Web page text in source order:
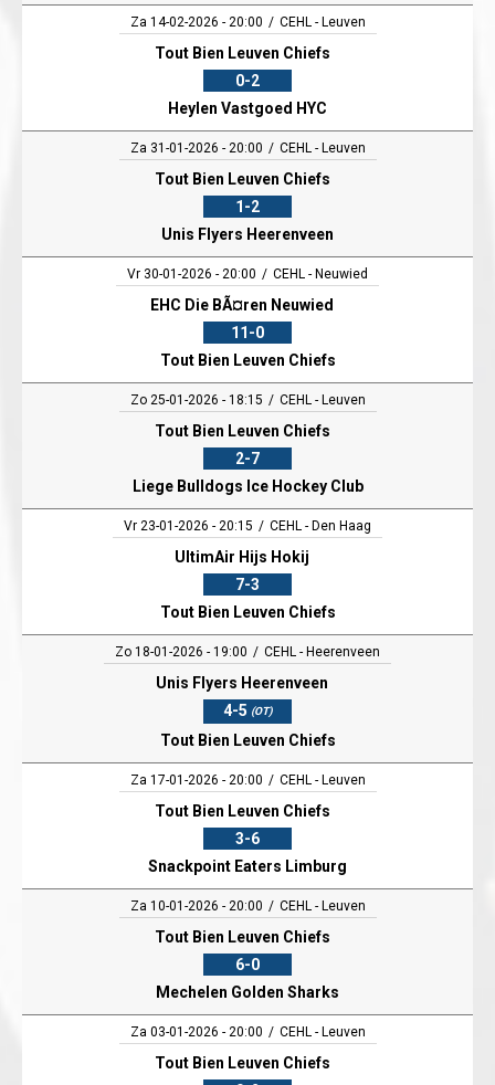
Za 14-02-2026 - 20:00 CEHL - Leuven
Tout Bien Leuven Chiefs
0-2
Heylen Vastgoed HYC
Za 31-01-2026 - 20:00 CEHL - Leuven
Tout Bien Leuven Chiefs
1-2
Unis Flyers Heerenveen
Vr 30-01-2026 - 20:00 CEHL - Neuwied
EHC Die BÃ¤ren Neuwied
11-0
Tout Bien Leuven Chiefs
Zo 25-01-2026 - 18:15 CEHL - Leuven
Tout Bien Leuven Chiefs
2-7
Liege Bulldogs Ice Hockey Club
Vr 23-01-2026 - 20:15 CEHL - Den Haag
UltimAir Hijs Hokij
7-3
Tout Bien Leuven Chiefs
Zo 18-01-2026 - 19:00 CEHL - Heerenveen
Unis Flyers Heerenveen
4-5 (OT)
Tout Bien Leuven Chiefs
Za 17-01-2026 - 20:00 CEHL - Leuven
Tout Bien Leuven Chiefs
3-6
Snackpoint Eaters Limburg
Za 10-01-2026 - 20:00 CEHL - Leuven
Tout Bien Leuven Chiefs
6-0
Mechelen Golden Sharks
Za 03-01-2026 - 20:00 CEHL - Leuven
Tout Bien Leuven Chiefs